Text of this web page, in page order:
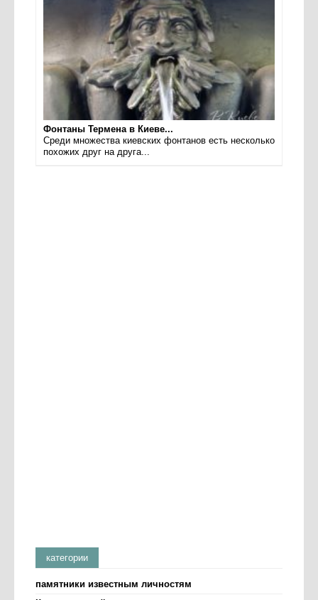
Фонтаны Термена в Киеве...
Среди множества киевских фонтанов есть несколько
похожих друг на друга...
категории
памятники известным личностям